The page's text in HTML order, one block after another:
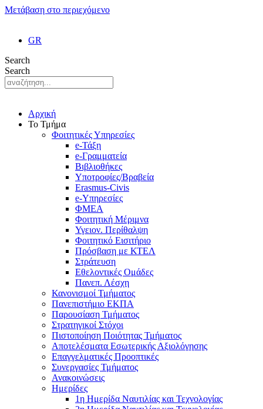
Μετάβαση στο περιεχόμενο
GR
Search
Search
Αρχική
Το Τμήμα
Φοιτητικές Υπηρεσίες
e-Τάξη
e-Γραμματεία
Βιβλιοθήκες
Υποτροφίες/Βραβεία
Erasmus-Civis
e-Υπηρεσίες
ΦΜΕΑ
Φοιτητική Μέριμνα
Υγειον. Περίθαλψη
Φοιτητικό Εισιτήριο
Πρόσβαση με ΚΤΕΛ
Στράτευση
Εθελοντικές Ομάδες
Πανεπ. Λέσχη
Κανονισμοί Τμήματος
Πανεπιστήμιο ΕΚΠΑ
Παρουσίαση Τμήματος
Στρατηγικοί Στόχοι
Πιστοποίηση Ποιότητας Τμήματος
Αποτελέσματα Εσωτερικής Αξιολόγησης
Επαγγελματικές Προοπτικές
Συνεργασίες Τμήματος
Ανακοινώσεις
Ημερίδες
1η Ημερίδα Ναυτιλίας και Τεχνολογίας